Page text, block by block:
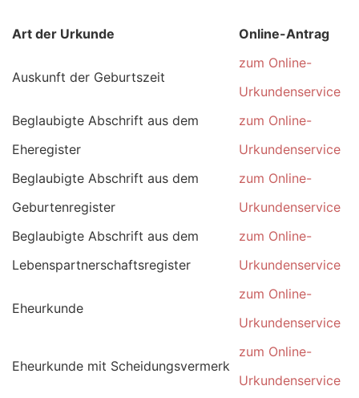
Art der Urkunde Online-Antrag
Auskunft der Geburtszeit
zum Online-
Urkundenservice
Beglaubigte Abschrift aus dem
Eheregister
zum Online-
Urkundenservice
Beglaubigte Abschrift aus dem
Geburtenregister
zum Online-
Urkundenservice
Beglaubigte Abschrift aus dem
Lebenspartnerschaftsregister
zum Online-
Urkundenservice
Eheurkunde
zum Online-
Urkundenservice
Eheurkunde mit Scheidungsvermerk
zum Online-
Urkundenservice